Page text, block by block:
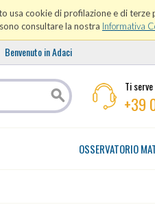
usa cookie di profilazione e di terze
consultare la nostra Informativa
Benvenuto in Adaci
Ti
+39
OSSERVATORIO